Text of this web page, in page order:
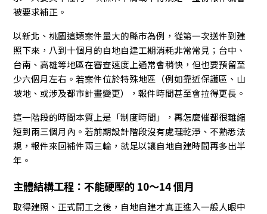
被要求補正。
以新北、桃園這類案件量大的縣市為例，從第一次送件到建
照下來，八到十個月的自地自建工期消耗非常常見；台中、
台南、高雄等地區在審查速度上通常會稍快，但也要預留至
少六個月左右。若案件位於特殊地區（例如靠近保護區、山
坡地、或涉及都市計畫變更），報件時間甚至會拉得更長。
這一階段的時間本質上是「制度時間」，再怎麼催都很難縮
短到兩三個月內。若前期設計階段沒有處理乾淨、不熟悉法
規，報件來回補件兩三輪，就足以讓自地自建時間再多出半
年。
主體結構工程：不能硬壓的 10～14 個月
取得建照、正式開工之後，自地自建才真正進入一般人眼中